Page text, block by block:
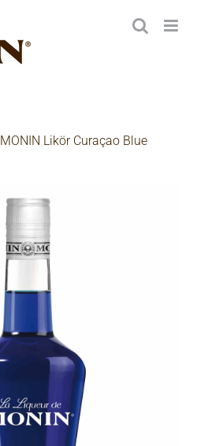
MONIN Likör Curaçao Blue